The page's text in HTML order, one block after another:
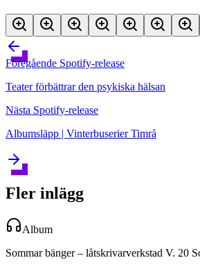
Föregående Spotify-release
Teater förbättrar den psykiska hälsan
Nästa Spotify-release
Albumsläpp | Vinterbuserier Timrå
Fler inlägg
Album
Sommar bänger – låtskrivarverkstad V. 20